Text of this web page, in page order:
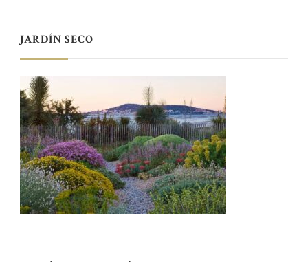
JARDÍN SECO